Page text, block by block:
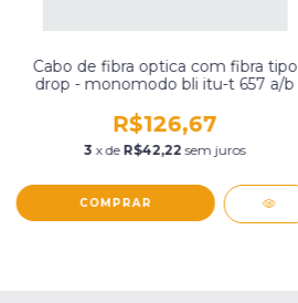
Cabo de fibra optica com fibra tipo
drop - monomodo bli itu-t 657 a/b
R$126,67
3 x de R$42,22 sem juros